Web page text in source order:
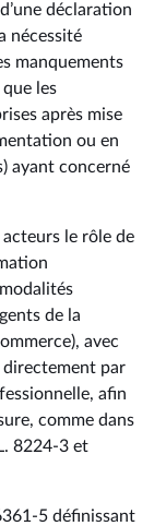
déclaration
nécessité
manquements
les
après mise
ou en
ayant concerné
acteurs le rôle de
de la
avec
par
afin
comme dans
8224-3 et
définissant